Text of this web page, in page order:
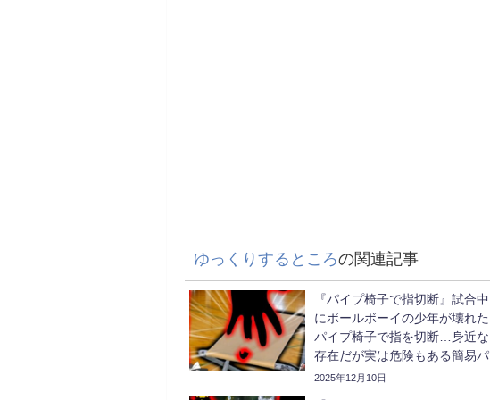
ゆっくりするところの関連記事
『パイプ椅子で指切断』試合中
にボールボーイの少年が壊れた
パイプ椅子で指を切断…身近な
存在だが実は危険もある簡易パ
イプ椅子【ゆっくり解説】
2025年12月10日